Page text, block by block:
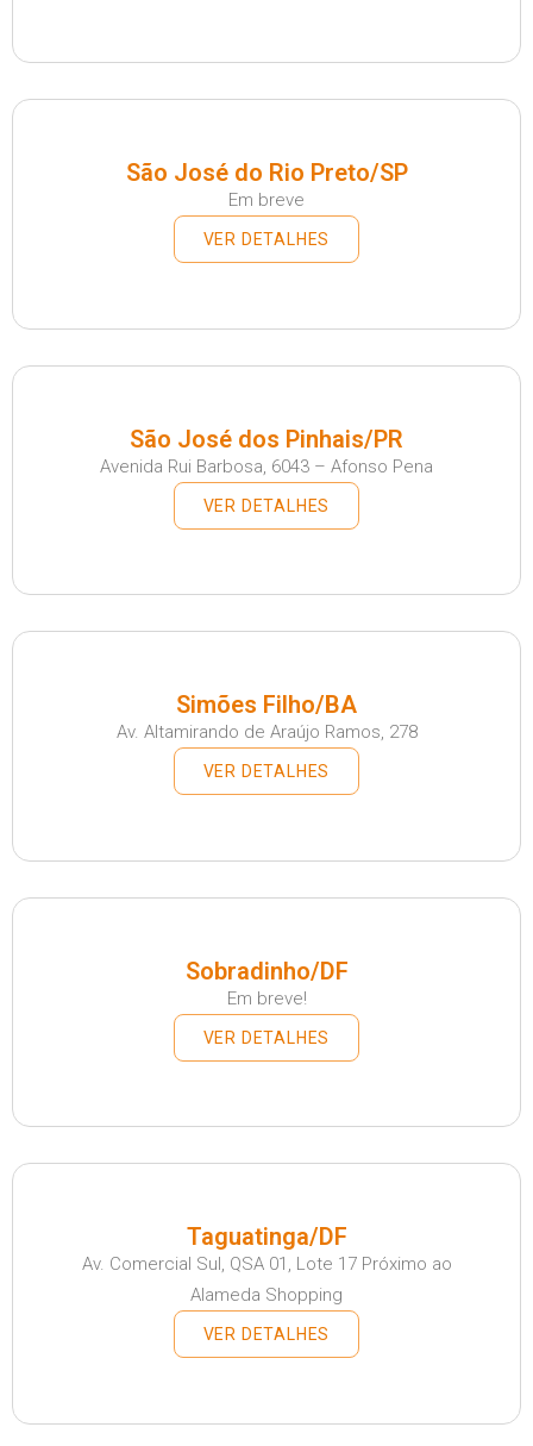
São José do Rio Preto/SP
Em breve
VER DETALHES
São José dos Pinhais/PR
Avenida Rui Barbosa, 6043 – Afonso Pena
VER DETALHES
Simões Filho/BA
Av. Altamirando de Araújo Ramos, 278
VER DETALHES
Sobradinho/DF
Em breve!
VER DETALHES
Taguatinga/DF
Av. Comercial Sul, QSA 01, Lote 17 Próximo ao
Alameda Shopping
VER DETALHES